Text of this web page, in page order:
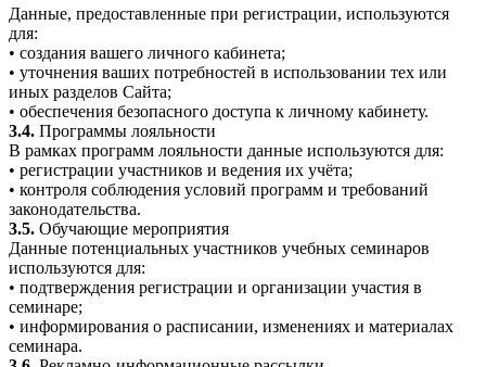
Данные, предоставленные при регистрации, используются
для:
• создания вашего личного кабинета;
• уточнения ваших потребностей в использовании тех или
иных разделов Сайта;
• обеспечения безопасного доступа к личному кабинету.
3.4. Программы лояльности
В рамках программ лояльности данные используются для:
• регистрации участников и ведения их учёта;
• контроля соблюдения условий программ и требований
законодательства.
3.5. Обучающие мероприятия
Данные потенциальных участников учебных семинаров
используются для:
• подтверждения регистрации и организации участия в
семинаре;
• информирования о расписании, изменениях и материалах
семинара.